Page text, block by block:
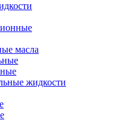
масла
жидкости